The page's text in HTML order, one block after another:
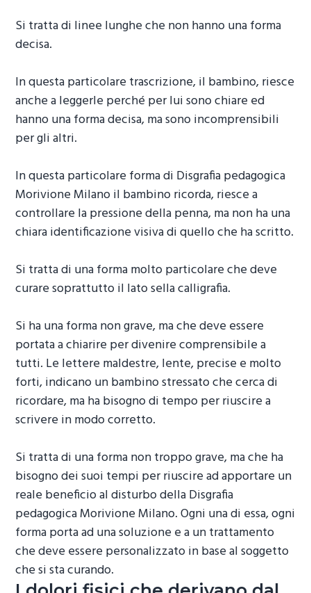
Si tratta di linee lunghe che non hanno una forma
decisa.
In questa particolare trascrizione, il bambino, riesce
anche a leggerle perché per lui sono chiare ed
hanno una forma decisa, ma sono incomprensibili
per gli altri.
In questa particolare forma di Disgrafia pedagogica
Morivione Milanoil bambino ricorda, riesce a
controllare la pressione della penna, ma non ha una
chiara identificazione visiva di quello che ha scritto.
Si tratta di una forma molto particolare che deve
curare soprattutto il lato sella calligrafia.
Si ha una forma non grave, ma che deve essere
portata a chiarire per divenire comprensibile a
tutti. Le lettere maldestre, lente, precise e molto
forti, indicano un bambino stressato che cerca di
ricordare, ma ha bisogno di tempo per riuscire a
scrivere in modo corretto.
Si tratta di una forma non troppo grave, ma che ha
bisogno dei suoi tempi per riuscire ad apportare un
reale beneficio al disturbo dellaDisgrafia
pedagogica Morivione Milano. Ogni una di essa, ogni
forma porta ad una soluzione e a un trattamento
che deve essere personalizzato in base al soggetto
che si sta curando.